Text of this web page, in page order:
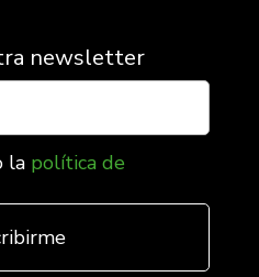
newsletter
la política de